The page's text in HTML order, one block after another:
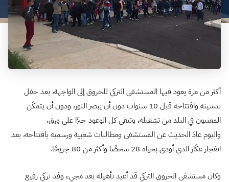
أكثر من مرة يعود فيها المستشفى التركي للحروق إلى الواجهة، بعد حفل
تدشينه وافتتاحه قبل 10 سنوات دون أن يبصر النور، ودون أن يتمكّن
المعنيون في البلد من تشغيله، وتبقى كل الوعود حبرًا على ورق،
واليوم عادَ الحديث عن المستشفى ومطالبات شعبية ورسمية بافتتاحه، بعد
انفجار عكّار الذي أودى بحياة 28 شخصًا وأكثر من 80 جريحًا.
وكان مستشفى الحروق التركي قد أعيد تأهيله بعد مجيء وفد تركي رفيع